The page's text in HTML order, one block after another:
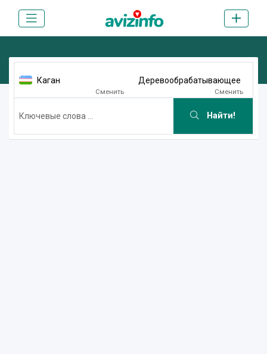
Каган
Сменить
Деревообрабатывающее
Сменить
Найти!